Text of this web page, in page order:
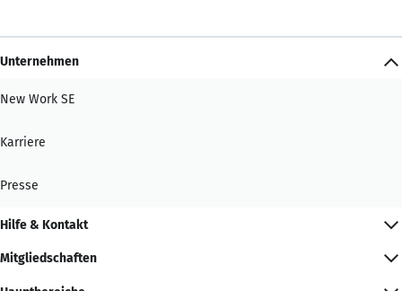
Unternehmen
New Work SE
Karriere
Presse
Hilfe & Kontakt
Mitgliedschaften